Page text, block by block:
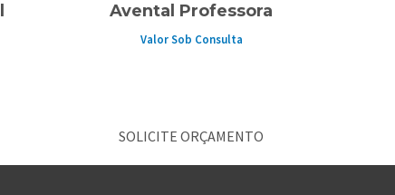
Avental Professora
Valor Sob Consulta
SOLICITE ORÇAMENTO